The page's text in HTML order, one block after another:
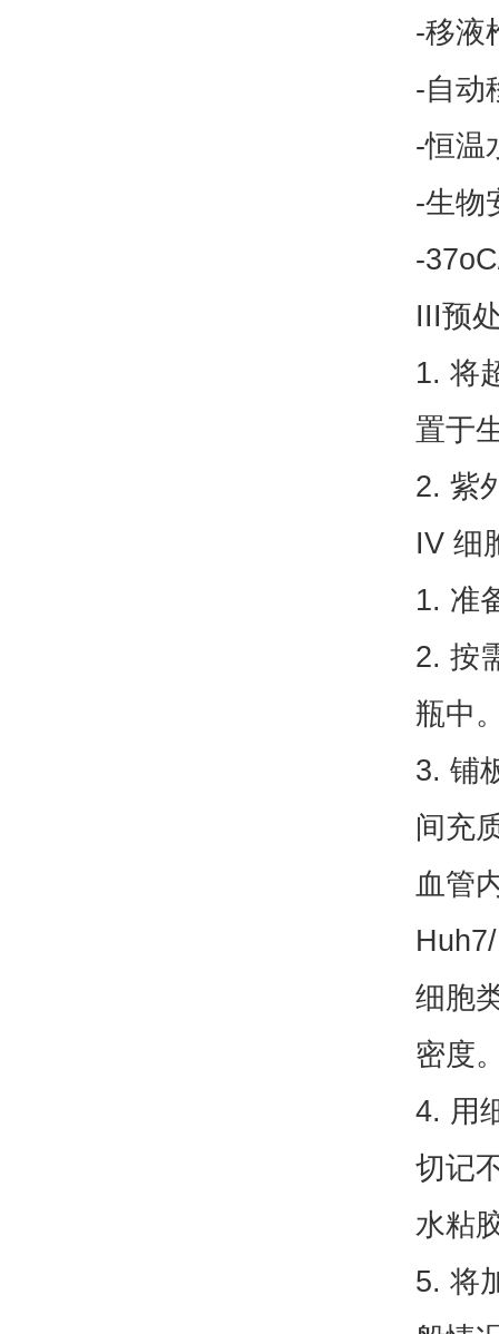
-移液
-自动
-恒温
-生物
-
III预
1. 将
置于
2. 紫
IV 细
1. 准
2. 按
瓶中
3. 铺
间充
血管
细胞
密度
4. 用
切记
水粘
5. 将